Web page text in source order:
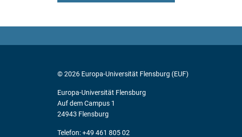
© 2026 Europa-Universität Flensburg (EUF)
Europa-Universität Flensburg
Auf dem Campus 1
24943 Flensburg
Telefon: +49 461 805 02